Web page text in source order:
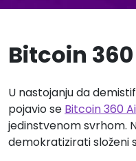
Bitcoin
U nastojanju da
pojavio se Bitcoin 360 Ai
jedinstvenom svrhom.
demokratizirati složeni